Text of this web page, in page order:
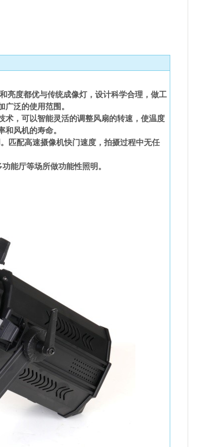
亮度都优与传统成像灯，设计科学合理，做工
泛的使用范围。
术，可以智能灵活的调整风扇的转速，使温度
风机的寿命。
匹配高速摄像机快门速度，拍摄过程中无任
能厅等场所做功能性照明。